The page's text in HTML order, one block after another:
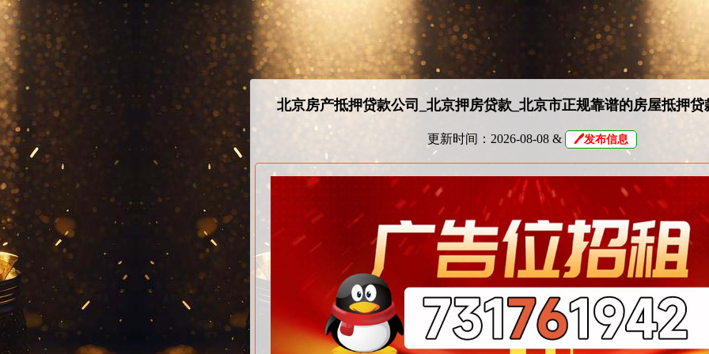
北京房产抵押贷款公司_北京押房贷款_北京市正规靠谱的房屋抵押贷
更新时间：2026-08-08 & 🖊发布信息